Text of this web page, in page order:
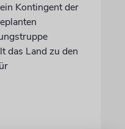
Kontingent der
das Land zu den